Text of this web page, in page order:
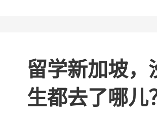
留学新加坡
生都去了哪儿